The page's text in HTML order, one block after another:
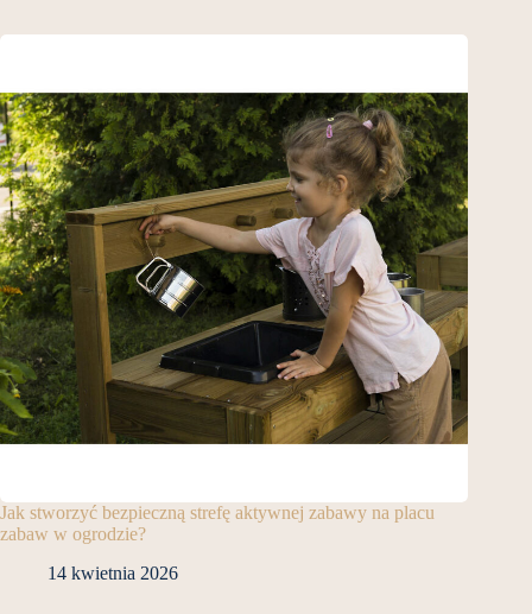
Jak stworzyć bezpieczną strefę aktywnej zabawy na placu
zabaw w ogrodzie?
14 kwietnia 2026